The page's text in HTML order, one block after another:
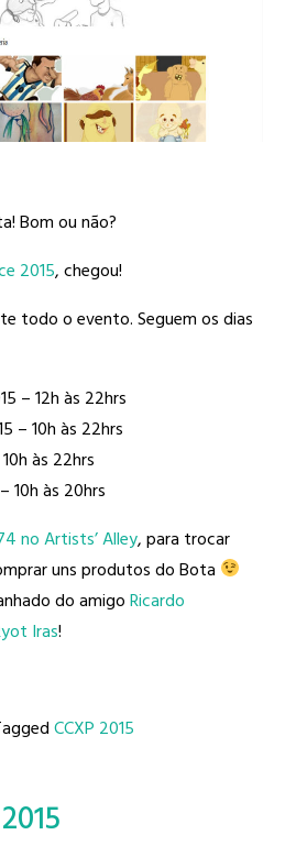
Bom ou não?
2015, chegou!
todo o evento. Seguem os dias
– 12h às 22hrs
– 10h às 22hrs
às 22hrs
10h às 20hrs
no Artists’ Alley, para trocar
uns produtos do Bota
do amigoRicardo
Iras!
CCXP 2015